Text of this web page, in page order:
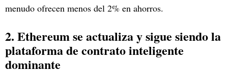
menudo ofrecen menos del 2% en ahorros.
2. Ethereum se actualiza y sigue siendo la
plataforma de contrato inteligente
dominante